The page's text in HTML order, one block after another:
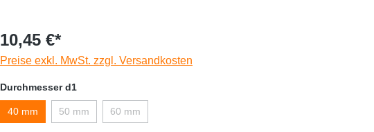
10,45 €*
Preise exkl. MwSt. zzgl. Versandkosten
Durchmesser d1
40 mm 50 mm 60 mm